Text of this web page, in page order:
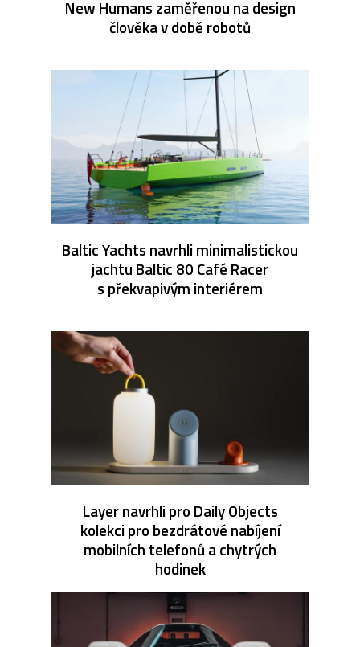
New Humans zaměřenou na design
člověka v době robotů
Baltic Yachts navrhli minimalistickou
jachtu Baltic 80 Café Racer
s překvapivým interiérem
Layer navrhli pro Daily Objects
kolekci pro bezdrátové nabíjení
mobilních telefonů a chytrých
hodinek